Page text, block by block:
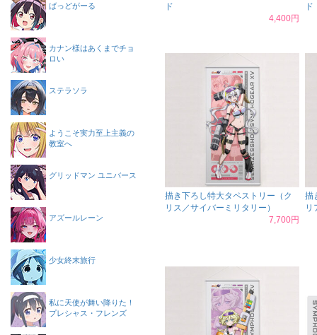
ド
4,400円
ド
描き下ろし特大タペストリー（ク
リス／サイバーミリタリー）
7,700円
描
リ
ばっどがーる
カナン様はあくまでチョ
ロい
ステラソラ
ようこそ実力至上主義の
教室へ
グリッドマン ユニバース
アズールレーン
少女終末旅行
私に天使が舞い降りた！
プレシャス・フレンズ